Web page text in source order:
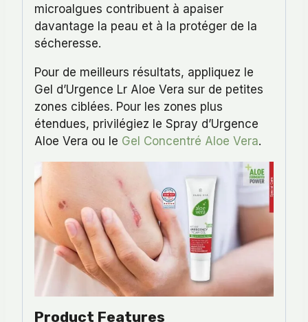
microalgues contribuent à apaiser
davantage la peau et à la protéger de la
sécheresse.
Pour de meilleurs résultats, appliquez le
Gel d’Urgence Lr Aloe Vera sur de petites
zones ciblées. Pour les zones plus
étendues, privilégiez le Spray d’Urgence
Aloe Vera ou le Gel Concentré Aloe Vera.
Product Features